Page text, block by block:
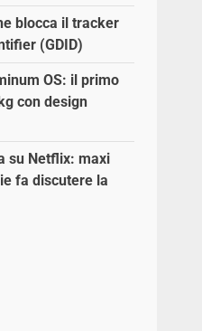
blocca il tracker
(GDID)
OS: il primo
con design
su Netflix: maxi
fa discutere la